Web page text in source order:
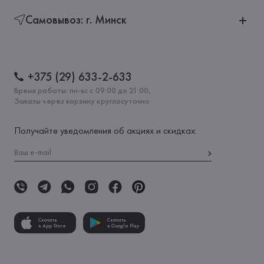
Самовывоз: г. Минск
+375 (29) 633-2-633
Время работы: пн-вс с 09:00 до 21:00,
Заказы через корзину круглосуточно
Получайте уведомления об акциях и скидках:
Скачать
в App Store
Скачать
в Google Play